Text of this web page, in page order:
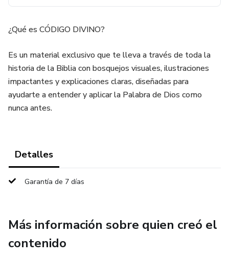
¿Qué es CÓDIGO DIVINO?
Es un material exclusivo que te lleva a través de toda la
historia de la Biblia con bosquejos visuales, ilustraciones
impactantes y explicaciones claras, diseñadas para
ayudarte a entender y aplicar la Palabra de Dios como
nunca antes.
Detalles
Garantía de 7 días
Más información sobre quien creó el
contenido